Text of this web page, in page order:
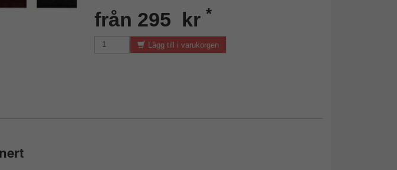
från 295 kr *
Lägg till i varukorgen